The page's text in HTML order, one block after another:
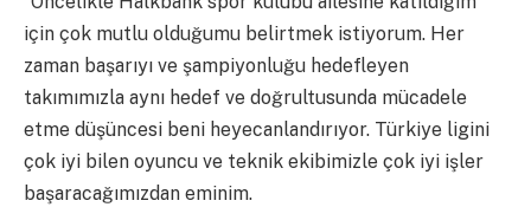
için çok mutlu olduğumu belirtmek istiyorum. Her
zaman başarıyı ve şampiyonluğu hedefleyen
takımımızla aynı hedef ve doğrultusunda mücadele
etme düşüncesi beni heyecanlandırıyor. Türkiye ligini
çok iyi bilen oyuncu ve teknik ekibimizle çok iyi işler
başaracağımızdan eminim.